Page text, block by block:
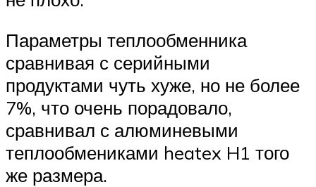
Параметры теплообменника
сравнивая с серийными
продуктами чуть хуже, но не более
7%, что очень порадовало,
сравнивал с алюминевыми
теплообмениками heatex H1 того
же размера.